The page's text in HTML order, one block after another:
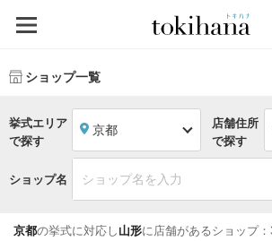
ショップ一覧
挙式エリア
で探す
京都
店舗住所
で探す
ショップ名
京都の挙式に対応し 山形に店舗があるショップ